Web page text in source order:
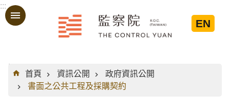
跳到主要內容區塊
:::
EN
:::
首頁
資訊公開
政府資訊公開
書面之公共工程及採購契約